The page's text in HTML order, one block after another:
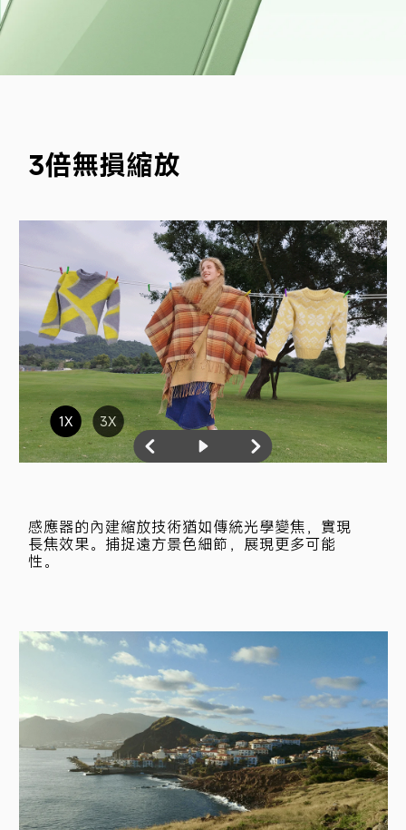
3倍無損縮放
1X 3X
感應器的內建縮放技術猶如傳統光學變焦，實現
長焦效果。捕捉遠方景色細節，展現更多可能
性。